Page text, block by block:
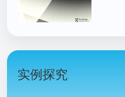
实例探究